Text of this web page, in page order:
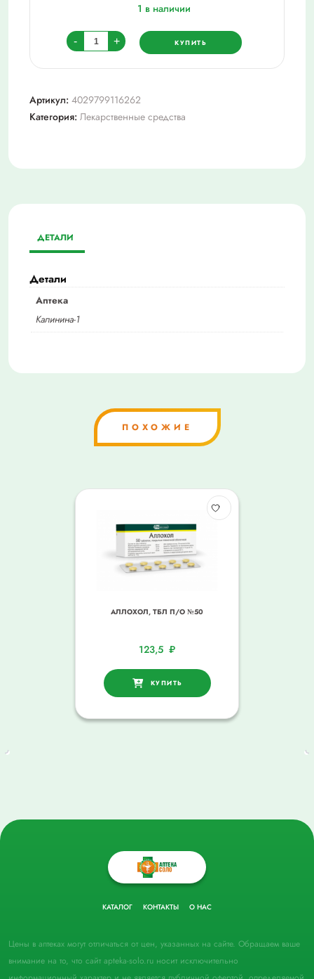
1 в наличии
-
Количество
товара
Тонзилгон
држ
№25
+ КУПИТЬ
Артикул: 4029799116262
Категория: Лекарственные средства
ДЕТАЛИ
Детали
Аптека
Калинина-1
ПОХОЖИЕ
АЛЛОХОЛ, ТБЛ П/О №50
123,5 ₽
КУПИТЬ
КАТАЛОГ КОНТАКТЫ О НАС
Цены в аптеках могут отличаться от цен, указанных на сайте. Обращаем ваше
внимание на то, что сайт apteka-solo.ru носит исключительно